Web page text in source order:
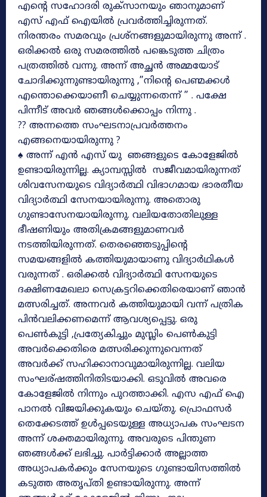
എന്റെ സഹോദരി രുക്‌സാനയും ഞാനുമാണ്
എസ് എഫ് ഐയിൽ പ്രവർത്തിച്ചിരുന്നത്.
നിരന്തരം സമരവും പ്രശ്നങ്ങളുമായിരുന്നു അന്ന് .
ഒരിക്കൽ ഒരു സമരത്തിൽ പങ്കെടുത്ത ചിത്രം
പത്രത്തിൽ വന്നു. അന്ന് അച്ഛൻ അമ്മയോട്
ചോദിക്കുന്നുണ്ടായിരുന്നു ,”നിന്റെ പെണ്മക്കൾ
എന്തൊക്കെയാണീ ചെയ്യുന്നതെന്ന് ” . പക്ഷേ
പിന്നീട് അവർ ഞങ്ങൾക്കൊപ്പം നിന്നു .
?? അന്നത്തെ സംഘടനാപ്രവർത്തനം
എങ്ങനെയായിരുന്നു ?
♠ അന്ന് എൻ എസ് യു ഞങ്ങളുടെ കോളേജിൽ
ഉണ്ടായിരുന്നില്ല. ക്യാമ്പസ്സിൽ സജീവമായിരുന്നത്
ശിവസേനയുടെ വിദ്യാർത്ഥി വിഭാഗമായ ഭാരതീയ
വിദ്യാർത്ഥി സേനയായിരുന്നു. അതൊരു
ഗുണ്ടാസേനയായിരുന്നു. വലിയതോതിലുള്ള
ഭീഷണിയും അതിക്രമങ്ങളുമാണവർ
നടത്തിയിരുന്നത്. തെരഞ്ഞെടുപ്പിന്റെ
സമയങ്ങളിൽ കത്തിയുമായാണു വിദ്യാർഥികൾ
വരുന്നത് . ഒരിക്കൽ വിദ്യാർത്ഥി സേനയുടെ
ദക്ഷിണമേഖലാ സെക്രട്ടറിക്കെതിരെയാണ് ഞാൻ
മത്സരിച്ചത്. അന്നവർ കത്തിയുമായി വന്ന് പത്രിക
പിൻവലിക്കണമെന്ന് ആവശ്യപ്പെട്ടു. ഒരു
പെൺകുട്ടി ,പ്രത്യേകിച്ചും മുസ്ലിം പെൺകുട്ടി
അവർക്കെതിരെ മത്സരിക്കുന്നുവെന്നത്
അവർക്ക് സഹിക്കാനാവുമായിരുന്നില്ല. വലിയ
സംഘര്ഷത്തിനിതിടയാക്കി. ഒടുവിൽ അവരെ
കോളേജിൽ നിന്നും പുറത്താക്കി. എസ എഫ് ഐ
പാനൽ വിജയിക്കുകയും ചെയ്തു. പ്രൊഫസർ
തെക്കേടത്ത് ഉൾപ്പടെയുള്ള അധ്യാപക സംഘടന
അന്ന് ശക്തമായിരുന്നു. അവരുടെ പിന്തുണ
ഞങ്ങൾക്ക് ലഭിച്ചു. പാർട്ടിക്കാർ അല്ലാത്ത
അധ്യാപകർക്കും സേനയുടെ ഗുണ്ടായിസത്തിൽ
കടുത്ത അതൃപ്തി ഉണ്ടായിരുന്നു. അന്ന്